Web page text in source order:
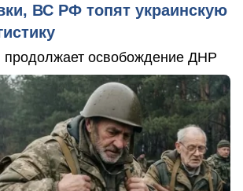
ВС РФ топят украинскую
продолжает освобождение ДНР